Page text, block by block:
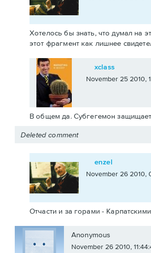
Хотелось бы знать, что думал на
этот фрагмент как лишнее
xclass
November 25 2010,
В общем да. Субгегемон
Deleted comment
enzel
November 26 2010,
Отчасти и за горами - Карпатскими
Anonymous
November 26 2010,